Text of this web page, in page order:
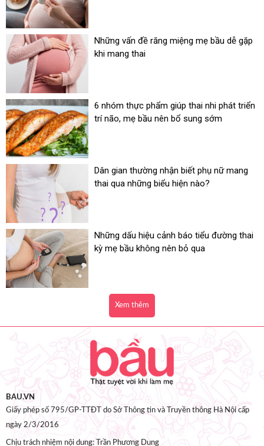
Những vấn đề răng miệng mẹ bầu dễ gặp
khi mang thai
6 nhóm thực phẩm giúp thai nhi phát triển
trí não, mẹ bầu nên bổ sung sớm
Dân gian thường nhận biết phụ nữ mang
thai qua những biểu hiện nào?
Những dấu hiệu cảnh báo tiểu đường thai
kỳ mẹ bầu không nên bỏ qua
Xem thêm
BAU.VN
Giấy phép số 795/GP-TTĐT do Sở Thông tin và Truyền thông Hà Nội cấp
ngày 2/3/2016
Chịu trách nhiệm nội dung: Trần Phương Dung